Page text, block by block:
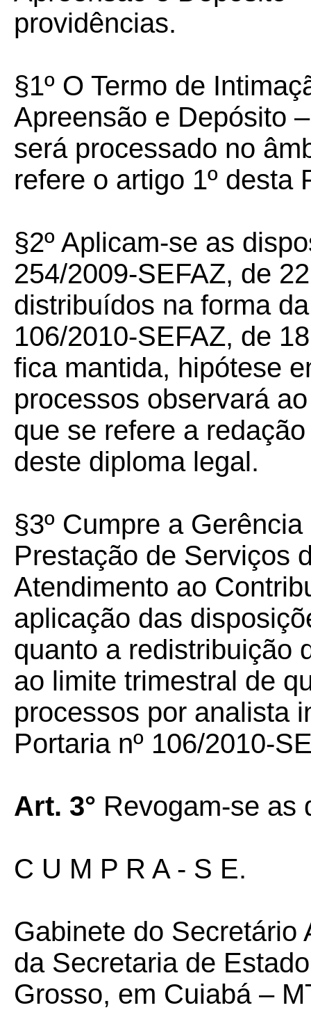
providências.
§1º O Termo de
Apreensão e Depósito
será processado no
refere o artigo 1º desta
§2º Aplicam-se as
254/2009-SEFAZ, de
distribuídos na forma
106/2010-SEFAZ, de
fica mantida, hipótese
processos observará
que se refere a
deste diploma legal.
§3º Cumpre a
Prestação de Serviços
Atendimento ao
aplicação das
quanto a redistribuição
ao limite trimestral de
processos por analista
Portaria nº 106/2010-
Art. 3° Revogam-se as
C U M P R A - S E.
Gabinete do Secretário
da Secretaria de
Grosso, em Cuiabá –